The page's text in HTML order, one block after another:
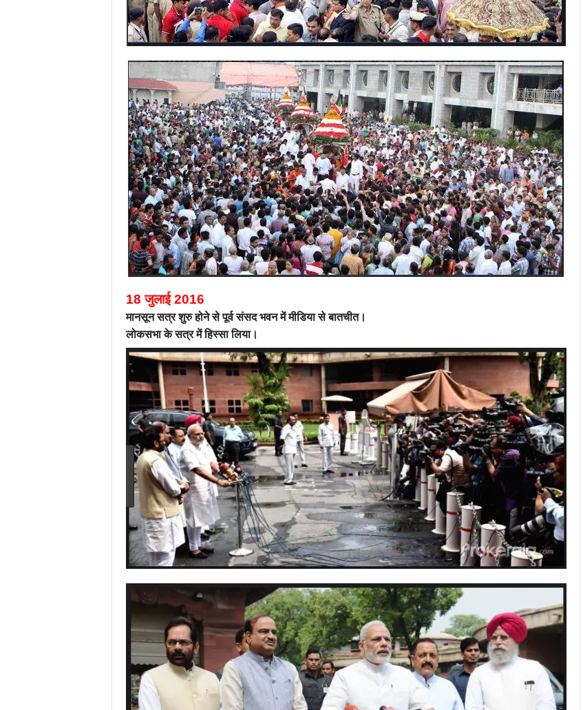
18 जुलाई 2016
मानसून सत्र शुरु होने से पूर्व संसद भवन में मीडिया से बातचीत।
लोकसभा के सत्र में हिस्सा लिया।